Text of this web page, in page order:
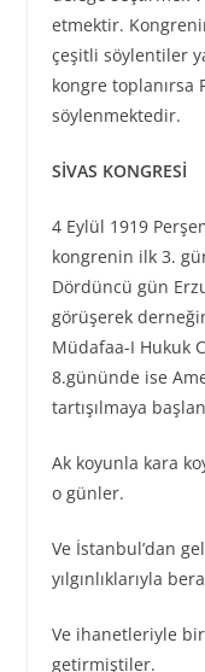
etmektir.
çeşitli söylentiler
kongre toplanırsa
söylenmektedir.
SİVAS KONGRESİ
4 Eylül 1919
kongrenin ilk 3.
Dördüncü gün
görüşerek
Müdafaa-I Hukuk
8.gününde ise
tartışılmaya
Ak koyunla kara
o günler.
Ve İstanbul’dan
yılgınlıklarıyla
Ve ihanetleriyle
getirmiştiler.